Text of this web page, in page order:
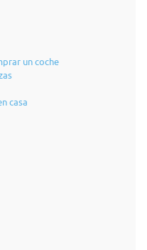
un coche
casa